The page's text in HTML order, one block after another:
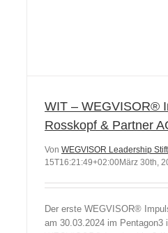
WIT – WEGVISOR®
Rosskopf & Partner
Von WEGVISOR Leadership
15T16:21:49+02:00März 30th,
Der erste WEGVISOR®
am 30.03.2024 im